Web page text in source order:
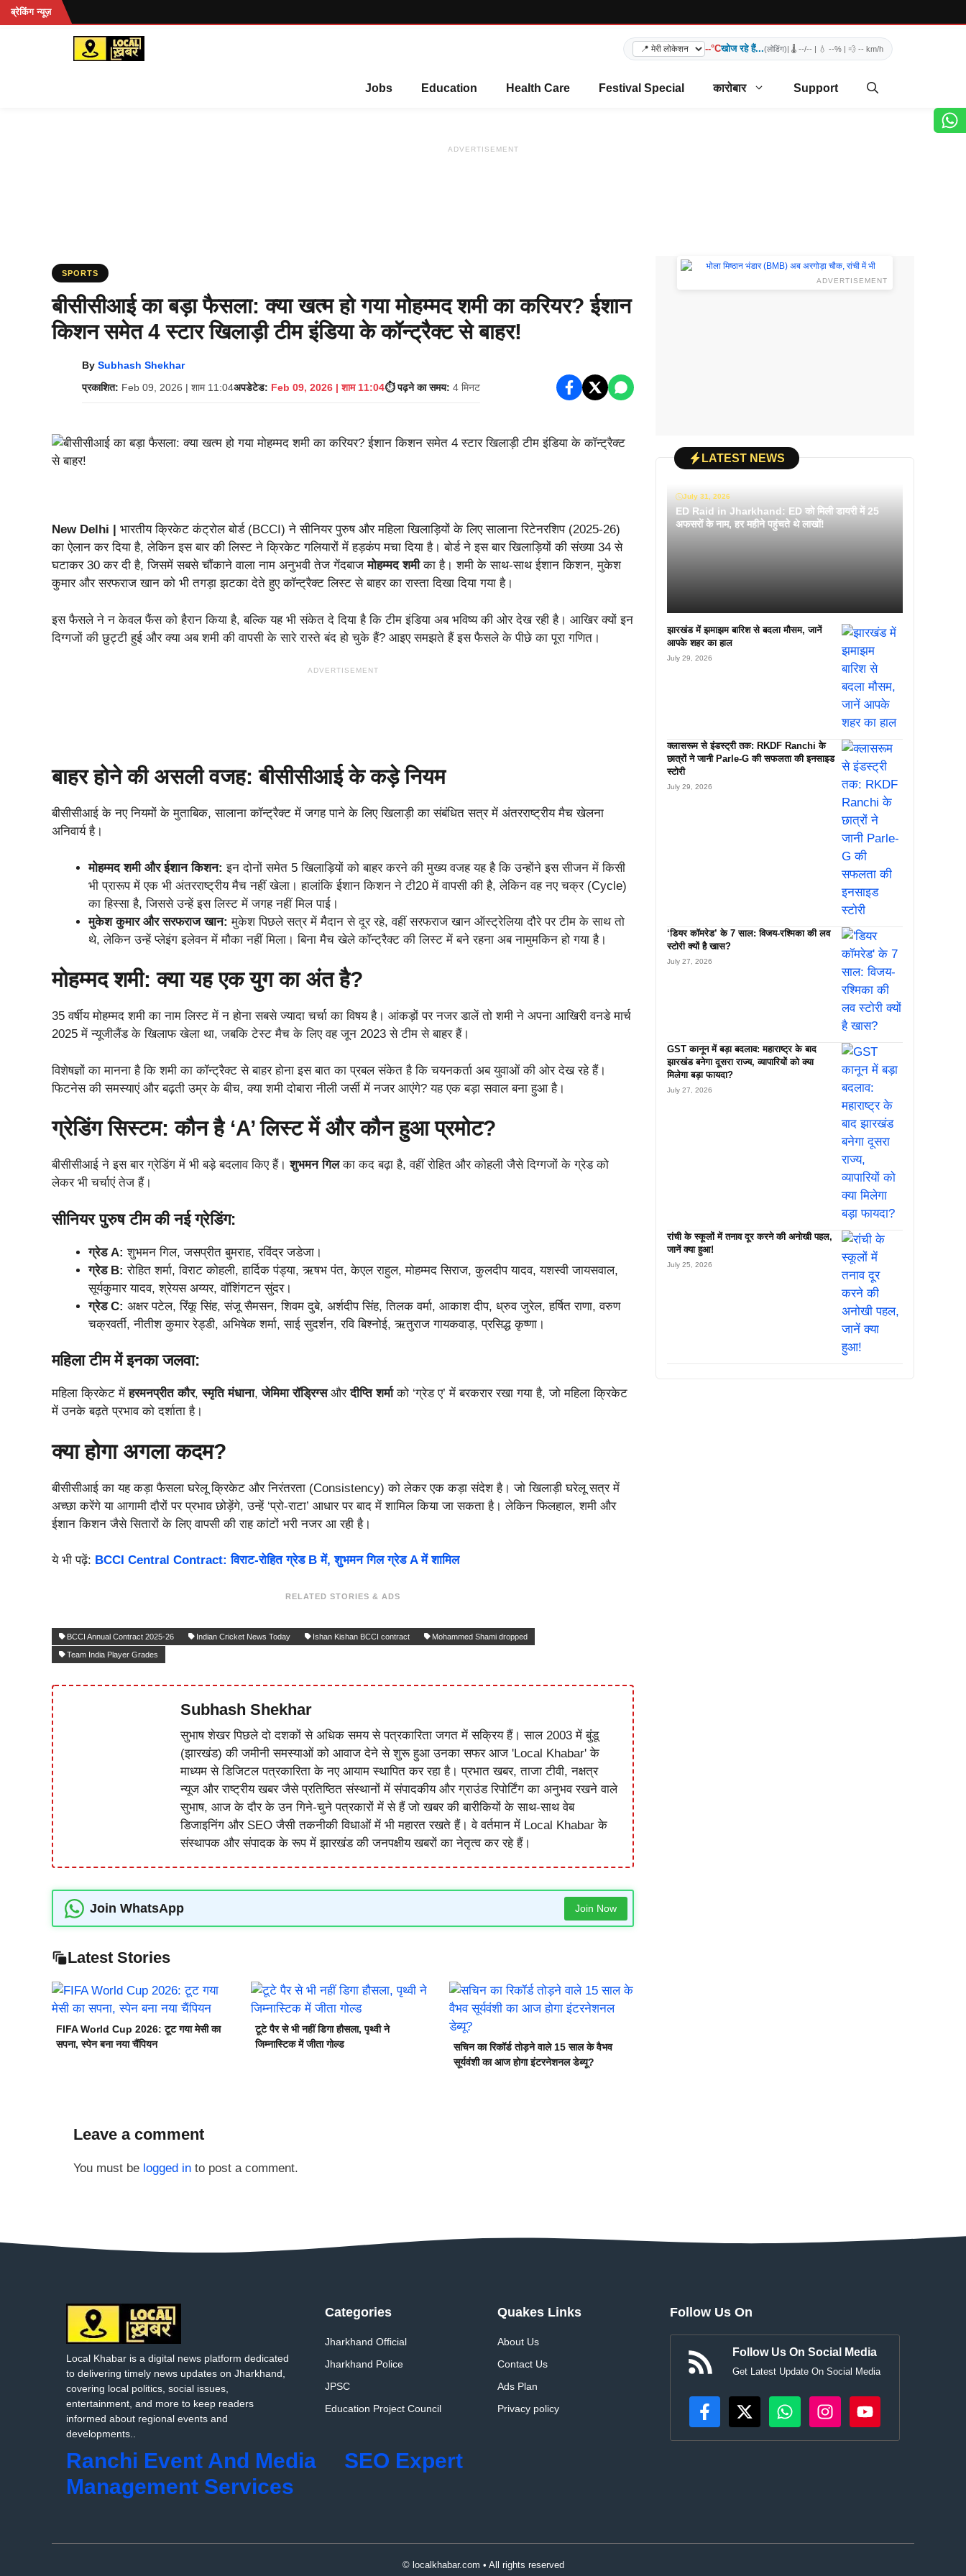
Skip
to
ब्रेकिंग न्यूज़
--°Cखोज रहे हैं...(लोडिंग)| 🌡️ --/-- | 💧 --% | 💨 -- km/h
Jobs Education Health Care Festival Special कारोबार Support
ADVERTISEMENT
SPORTS
बीसीसीआई का बड़ा फैसला: क्या खत्म हो गया मोहम्मद शमी का करियर? ईशान
किशन समेत 4 स्टार खिलाड़ी टीम इंडिया के कॉन्ट्रैक्ट से बाहर!
By Subhash Shekhar
प्रकाशित: Feb 09, 2026 | शाम 11:04अपडेटेड: Feb 09, 2026 | शाम 11:04⏱️ पढ़ने का समय: 4 मिनट
New Delhi | भारतीय क्रिकेट कंट्रोल बोर्ड (BCCI) ने सीनियर पुरुष और महिला खिलाड़ियों के लिए सालाना रिटेनरशिप (2025-26)
का ऐलान कर दिया है, लेकिन इस बार की लिस्ट ने क्रिकेट गलियारों में हड़कंप मचा दिया है। बोर्ड ने इस बार खिलाड़ियों की संख्या 34 से
घटाकर 30 कर दी है, जिसमें सबसे चौंकाने वाला नाम अनुभवी तेज गेंदबाजमोहम्मद शमीका है। शमी के साथ-साथ ईशान किशन, मुकेश
कुमार और सरफराज खान को भी तगड़ा झटका देते हुए कॉन्ट्रैक्ट लिस्ट से बाहर का रास्ता दिखा दिया गया है।
इस फैसले ने न केवल फैंस को हैरान किया है, बल्कि यह भी संकेत दे दिया है कि टीम इंडिया अब भविष्य की ओर देख रही है। आखिर क्यों इन
दिग्गजों की छुट्टी हुई और क्या अब शमी की वापसी के सारे रास्ते बंद हो चुके हैं? आइए समझते हैं इस फैसले के पीछे का पूरा गणित।
ADVERTISEMENT
बाहर होने की असली वजह: बीसीसीआई के कड़े नियम
बीसीसीआई के नए नियमों के मुताबिक, सालाना कॉन्ट्रैक्ट में जगह पाने के लिए खिलाड़ी का संबंधित सत्र में अंतरराष्ट्रीय मैच खेलना
अनिवार्य है।
मोहम्मद शमी और ईशान किशन: इन दोनों समेत 5 खिलाड़ियों को बाहर करने की मुख्य वजह यह है कि उन्होंने इस सीजन में किसी
भी प्रारूप में एक भी अंतरराष्ट्रीय मैच नहीं खेला। हालांकि ईशान किशन ने टी20 में वापसी की है, लेकिन वह नए चक्र (Cycle)
का हिस्सा है, जिससे उन्हें इस लिस्ट में जगह नहीं मिल पाई।
मुकेश कुमार और सरफराज खान: मुकेश पिछले सत्र में मैदान से दूर रहे, वहीं सरफराज खान ऑस्ट्रेलिया दौरे पर टीम के साथ तो
थे, लेकिन उन्हें प्लेइंग इलेवन में मौका नहीं मिला। बिना मैच खेले कॉन्ट्रैक्ट की लिस्ट में बने रहना अब नामुमकिन हो गया है।
मोहम्मद शमी: क्या यह एक युग का अंत है?
35 वर्षीय मोहम्मद शमी का नाम लिस्ट में न होना सबसे ज्यादा चर्चा का विषय है। आंकड़ों पर नजर डालें तो शमी ने अपना आखिरी वनडे मार्च
2025 में न्यूजीलैंड के खिलाफ खेला था, जबकि टेस्ट मैच के लिए वह जून 2023 से टीम से बाहर हैं।
विशेषज्ञों का मानना है कि शमी का कॉन्ट्रैक्ट से बाहर होना इस बात का प्रबल संकेत है कि चयनकर्ता अब युवाओं की ओर देख रहे हैं।
फिटनेस की समस्याएं और बढ़ती उम्र के बीच, क्या शमी दोबारा नीली जर्सी में नजर आएंगे? यह एक बड़ा सवाल बना हुआ है।
ग्रेडिंग सिस्टम: कौन है ‘A’ लिस्ट में और कौन हुआ प्रमोट?
बीसीसीआई ने इस बार ग्रेडिंग में भी बड़े बदलाव किए हैं।शुभमन गिलका कद बढ़ा है, वहीं रोहित और कोहली जैसे दिग्गजों के ग्रेड को
लेकर भी चर्चाएं तेज हैं।
सीनियर पुरुष टीम की नई ग्रेडिंग:
ग्रेड A: शुभमन गिल, जसप्रीत बुमराह, रविंद्र जडेजा।
ग्रेड B: रोहित शर्मा, विराट कोहली, हार्दिक पंड्या, ऋषभ पंत, केएल राहुल, मोहम्मद सिराज, कुलदीप यादव, यशस्वी जायसवाल,
सूर्यकुमार यादव, श्रेयस अय्यर, वॉशिंगटन सुंदर।
ग्रेड C: अक्षर पटेल, रिंकू सिंह, संजू सैमसन, शिवम दुबे, अर्शदीप सिंह, तिलक वर्मा, आकाश दीप, ध्रुव जुरेल, हर्षित राणा, वरुण
चक्रवर्ती, नीतीश कुमार रेड्डी, अभिषेक शर्मा, साई सुदर्शन, रवि बिश्नोई, ऋतुराज गायकवाड़, प्रसिद्ध कृष्णा।
महिला टीम में इनका जलवा:
महिला क्रिकेट मेंहरमनप्रीत कौर,स्मृति मंधाना,जेमिमा रॉड्रिग्सऔरदीप्ति शर्माको ‘ग्रेड ए’ में बरकरार रखा गया है, जो महिला क्रिकेट
में उनके बढ़ते प्रभाव को दर्शाता है।
क्या होगा अगला कदम?
बीसीसीआई का यह कड़ा फैसला घरेलू क्रिकेट और निरंतरता (Consistency) को लेकर एक कड़ा संदेश है। जो खिलाड़ी घरेलू सत्र में
अच्छा करेंगे या आगामी दौरों पर प्रभाव छोड़ेंगे, उन्हें ‘प्रो-राटा’ आधार पर बाद में शामिल किया जा सकता है। लेकिन फिलहाल, शमी और
ईशान किशन जैसे सितारों के लिए वापसी की राह कांटों भरी नजर आ रही है।
ये भी पढ़ें: BCCI Central Contract: विराट-रोहित ग्रेड B में, शुभमन गिल ग्रेड A में शामिल
RELATED STORIES & ADS
BCCI Annual Contract 2025-26 Indian Cricket News Today Ishan Kishan BCCI contract Mohammed Shami dropped
Team India Player Grades
Subhash Shekhar
सुभाष शेखर पिछले दो दशकों से अधिक समय से पत्रकारिता जगत में सक्रिय हैं। साल 2003 में बुंडू
(झारखंड) की जमीनी समस्याओं को आवाज देने से शुरू हुआ उनका सफर आज 'Local Khabar' के
माध्यम से डिजिटल पत्रकारिता के नए आयाम स्थापित कर रहा है। प्रभात खबर, ताजा टीवी, नक्षत्र
न्यूज और राष्ट्रीय खबर जैसे प्रतिष्ठित संस्थानों में संपादकीय और ग्राउंड रिपोर्टिंग का अनुभव रखने वाले
सुभाष, आज के दौर के उन गिने-चुने पत्रकारों में से हैं जो खबर की बारीकियों के साथ-साथ वेब
डिजाइनिंग और SEO जैसी तकनीकी विधाओं में भी महारत रखते हैं। वे वर्तमान में Local Khabar के
संस्थापक और संपादक के रूप में झारखंड की जनपक्षीय खबरों का नेतृत्व कर रहे हैं।
Join WhatsApp Join Now
Latest Stories
FIFA World Cup 2026: टूट गया मेसी का
सपना, स्पेन बना नया चैंपियन
टूटे पैर से भी नहीं डिगा हौसला, पृथ्वी ने
जिम्नास्टिक में जीता गोल्ड
सचिन का रिकॉर्ड तोड़ने वाले 15 साल के वैभव
सूर्यवंशी का आज होगा इंटरनेशनल डेब्यू?
Leave a comment
You must be logged in to post a comment.
ADVERTISEMENT
LATEST NEWS
July 31, 2026
ED Raid in Jharkhand: ED को मिली डायरी में 25
अफसरों के नाम, हर महीने पहुंचते थे लाखों!
झारखंड में झमाझम बारिश से बदला मौसम, जानें
आपके शहर का हाल
July 29, 2026
क्लासरूम से इंडस्ट्री तक: RKDF Ranchi के
छात्रों ने जानी Parle-G की सफलता की इनसाइड
स्टोरी
July 29, 2026
‘डियर कॉमरेड’ के 7 साल: विजय-रश्मिका की लव
स्टोरी क्यों है खास?
July 27, 2026
GST कानून में बड़ा बदलाव: महाराष्ट्र के बाद
झारखंड बनेगा दूसरा राज्य, व्यापारियों को क्या
मिलेगा बड़ा फायदा?
July 27, 2026
रांची के स्कूलों में तनाव दूर करने की अनोखी पहल,
जानें क्या हुआ!
July 25, 2026
Local Khabar is a digital news platform dedicated
to delivering timely news updates on Jharkhand,
covering local politics, social issues,
entertainment, and more to keep readers
informed about regional events and
developments..
Categories
Jharkhand Official
Jharkhand Police
JPSC
Education Project Council
Quakes Links
About Us
Contact Us
Ads Plan
Privacy policy
Follow Us On
Follow Us On Social Media
Get Latest Update On Social Media
Ranchi Event And Media
Management Services
SEO Expert
© localkhabar.com • All rights reserved